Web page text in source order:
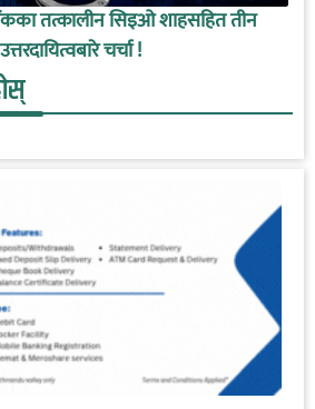
तत्कालीन सिइओ शाहसहित तीन
चर्चा !